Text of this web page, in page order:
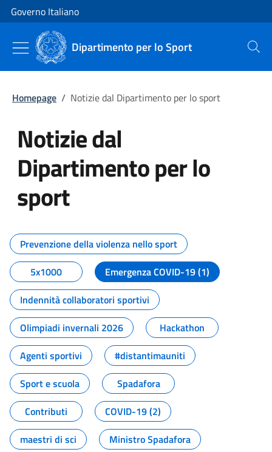
Vai al contenuto
Vai alla navigazione del sito
Governo Italiano
Dipartimento per lo Sport Cerca
Homepage / Notizie dal Dipartimento per lo sport
Notizie dal
Dipartimento per lo
sport
Tutti i contenuti della pagina
Prevenzione della violenza nello sport
5x1000
Emergenza COVID-19 (1)
Indennità collaboratori sportivi
Olimpiadi invernali 2026
Hackathon
Agenti sportivi
#distantimauniti
Sport e scuola
Spadafora
Contributi
COVID-19 (2)
maestri di sci
Ministro Spadafora